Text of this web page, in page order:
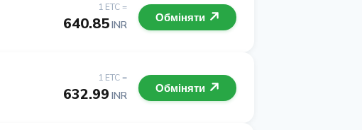
1 ETC =
640.85INR
Обміняти
1 ETC =
632.99 INR
Обміняти